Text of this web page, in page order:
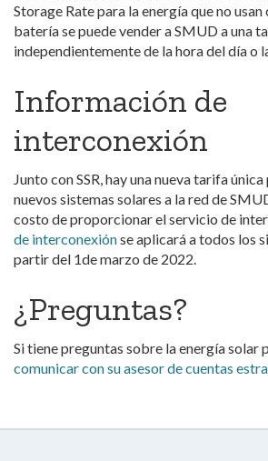
Storage Rate para la energía que no usan
batería se puede vender a SMUD a una
independientemente de la hora del día o
Información de
interconexión
Junto con SSR, hay una nueva tarifa
nuevos sistemas solares a la red de
costo de proporcionar el servicio de
de interconexiónse aplicará a todos los
partir del 1de marzo de 2022.
¿Preguntas?
Si tiene preguntas sobre la energía solar
comunicar con su asesor de cuentas